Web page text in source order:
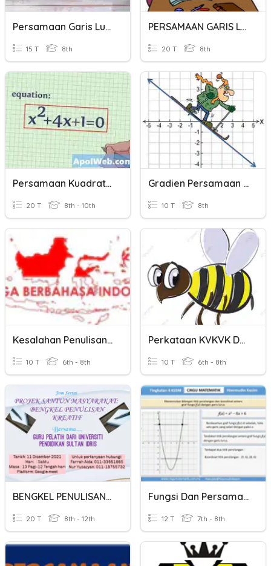
Persamaan Garis Lurus
15 T 8th
PERSAMAAN GARIS LURUS
20 T 8th
Persamaan Kuadratik
20 T 8th - 10th
Gradien Persamaan Garis
10 T 8th
Kesalahan Penulisan Kata
10 T 6th - 8th
Perkataan KVKVK Dan Melengkapkan Teks(PEMULIHAN)
10 T 6th - 8th
BENGKEL PENULISAN KREATIF
20 T 8th - 12th
Fungsi Dan Persamaan Kuadratik
12 T 7th - 8th